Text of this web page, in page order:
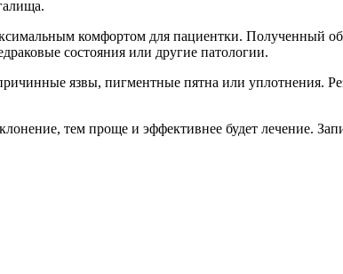
комфортом для пациентки. Полученный
состояния или другие патологии.
язвы, пигментные пятна или уплотнения.
тем проще и эффективнее будет лечение.